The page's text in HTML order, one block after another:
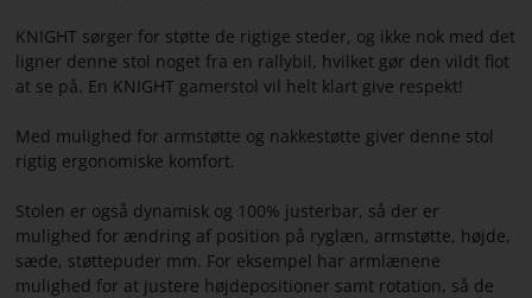
KNIGHT sørger for støtte de rigtige steder, og ikke nok med det
ligner denne stol noget fra en rallybil, hvilket gør den vildt flot
at se på. En KNIGHT gamerstol vil helt klart give respekt!
Med mulighed for armstøtte og nakkestøtte giver denne stol
rigtig ergonomiske komfort.
Stolen er også dynamisk og 100% justerbar, så der er
mulighed for ændring af position på ryglæn, armstøtte, højde,
sæde, støttepuder mm. For eksempel har armlænene
mulighed for at justere højdepositioner samt rotation, så de